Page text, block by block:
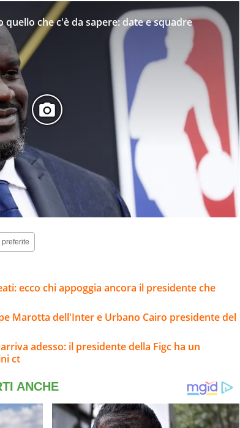
quello che c'è da sapere: date e squadre
preferite
ecco chi appoggia ancora il presidente che
Marotta dell'Inter e Urbano Cairo presidente del
adesso: il presidente della Figc ha un
ct